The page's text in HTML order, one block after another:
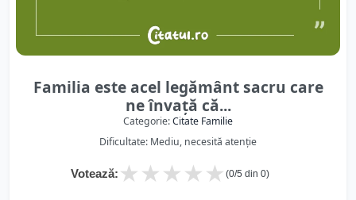
Familia este acel legământ sacru care
ne învață că...
Categorie:Citate Familie
Dificultate: Mediu, necesită atenție
Votează: ★
★
★
★
★ (0/5 din 0)